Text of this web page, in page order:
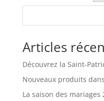
Articles
Découvrez la Saint-
Nouveaux produits
La saison des mariages